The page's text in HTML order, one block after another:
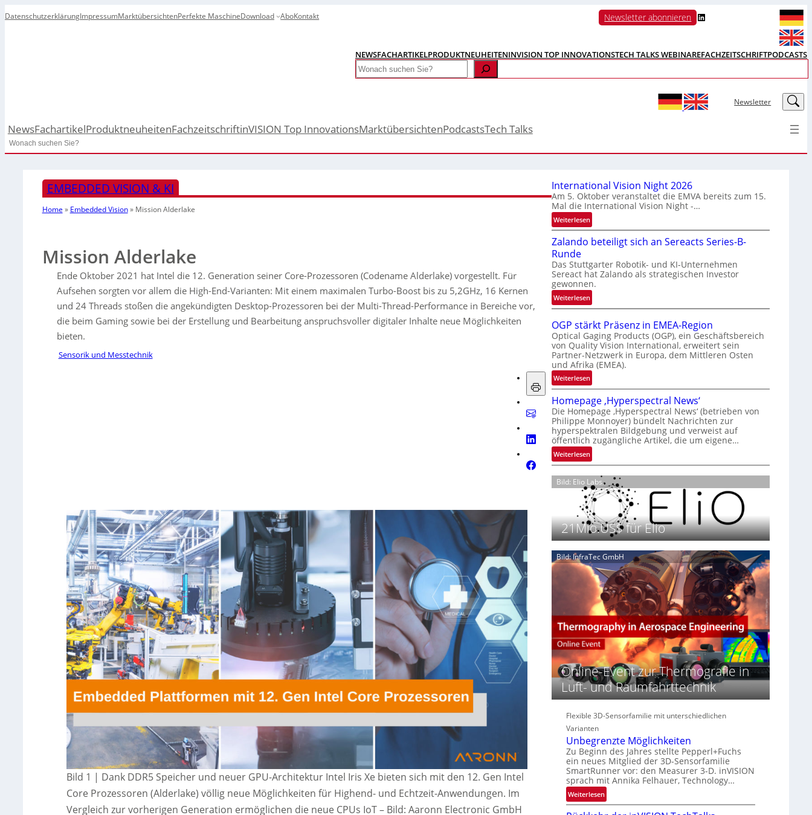
DatenschutzerklärungImpressumMarktübersichtenPerfekte MaschineDownload AboKontakt Newsletter abonnieren LinkedIn
NEWSFACHARTIKELPRODUKTNEUHEITENINVISION TOP INNOVATIONSTECH TALKS WEBINAREFACHZEITSCHRIFTPODCASTS
Search
Newsletter LinkedIn
NewsFachartikelProduktneuheitenFachzeitschriftinVISION Top InnovationsMarktübersichtenPodcastsTech Talks
Search
EMBEDDED VISION & KI
Home » Embedded Vision» Mission Alderlake
Mission Alderlake
Ende Oktober 2021 hat Intel die 12. Generation seiner Core-Prozessoren (Codename Alderlake) vorgestellt. Für
Aufsehen sorgten vor allem die High-End-Varianten: Mit einem maximalen Turbo-Boost bis zu 5,2GHz, 16 Kernen
und 24 Threads stoßen die angekündigten Desktop-Prozessoren bei der Multi-Thread-Performance in Bereiche vor,
die beim Gaming sowie bei der Erstellung und Bearbeitung anspruchsvoller digitaler Inhalte neue Möglichkeiten
bieten.
Sensorik und Messtechnik
Bild 1 | Dank DDR5 Speicher und neuer GPU-Architektur Intel Iris Xe bieten sich mit den 12. Gen Intel
Core Prozessoren (Alderlake) völlig neue Möglichkeiten für Highend- und Echtzeit-Anwendungen. Im
Vergleich zur vorherigen Generation ermöglichen die neue CPUs IoT– Bild: Aaronn Electronic GmbH
International Vision Night 2026
Am 5. Oktober veranstaltet die EMVA bereits zum 15.
Mal die International Vision Night -…
Weiterlesen:
I
n
e
r
n
a
t
i
o
n
a
l
V
i
s
i
o
n
N
i
h
t
2
0
2
6
Zalando beteiligt sich an Sereacts Series-B-
Runde
Das Stuttgarter Robotik- und KI-Unternehmen
Sereact hat Zalando als strategischen Investor
gewonnen.
Weiterlesen:
Z
l
a
n
d
o
b
e
t
e
i
l
i
t
s
i
c
h
a
n
S
e
a
c
t
s
S
e
r
i
e
B
-
R
u
n
d
e
OGP stärkt Präsenz in EMEA-Region
Optical Gaging Products (OGP), ein Geschäftsbereich
von Quality Vision International, erweitert sein
Partner-Netzwerk in Europa, dem Mittleren Osten
und Afrika (EMEA).
Weiterlesen:
O
G
P
s
t
ä
r
t
P
r
ä
s
e
n
z
i
M
E
A
-
R
e
g
i
o
Homepage ‚Hyperspectral News‘
Die Homepage ‚Hyperspectral News‘ (betrieben von
Philippe Monnoyer) bündelt Nachrichten zur
hyperspektralen Bildgebung und verweist auf
öffentlich zugängliche Artikel, die um eigene…
Weiterlesen:
H
o
m
e
p
a
g
‚
H
y
e
r
s
p
e
c
t
r
a
N
e
w
s
‘
Bild: Elio Labs.
21Mio.US$ für Elio
Bild: InfraTec GmbH
Online-Event zur Thermografie in
Luft- und Raumfahrttechnik
Flexible 3D-Sensorfamilie mit unterschiedlichen
Varianten
Unbegrenzte Möglichkeiten
Zu Beginn des Jahres stellte Pepperl+Fuchs
ein neues Mitglied der 3D-Sensorfamilie
SmartRunner vor: den Measurer 3-D. inVISION
sprach mit Annika Felhauer, Technology…
Weiterlesen:
U